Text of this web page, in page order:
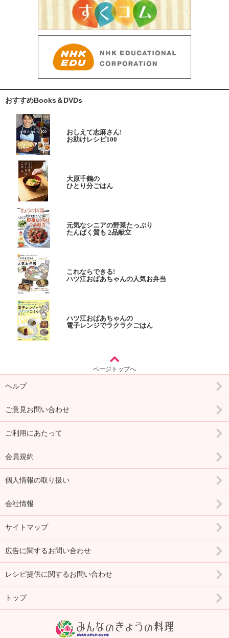
おすすめBooks＆DVDs
おしえて志麻さん!
お助けレシピ100
大原千鶴の
ひとり分ごはん
元気なシニアの野菜たっぷり
たんぱく質も 2品献立
これならできる!
ハツ江おばあちゃんの人気お弁当
ハツ江おばあちゃんの
電子レンジでラクラクごはん
ページトップへ
ヘルプ
ご意見お問い合わせ
ご利用にあたって
会員規約
個人情報の取り扱い
会社情報
サイトマップ
広告に関するお問い合わせ
レシピ提供に関するお問い合わせ
トップ